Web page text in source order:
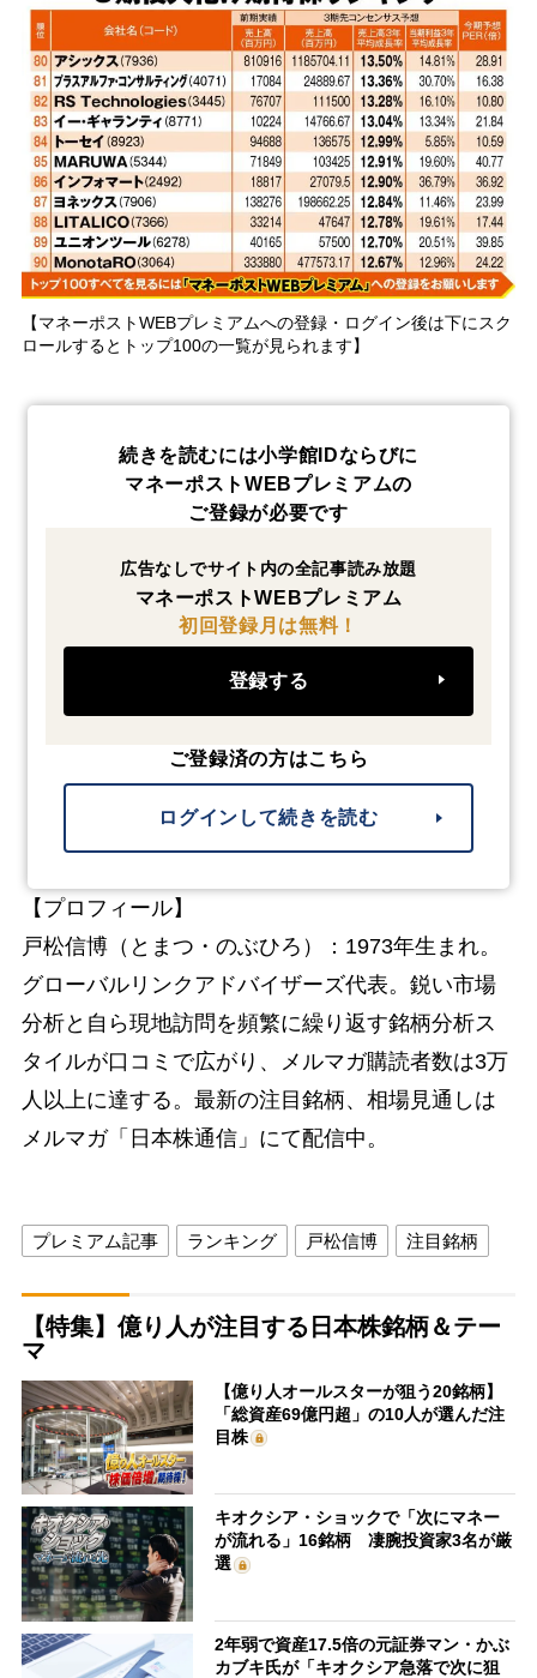
【マネーポストWEBプレミアムへの登録・ログイン後は下にスク
ロールするとトップ100の一覧が見られます】
続きを読むには小学館IDならびに
マネーポストWEBプレミアムの
ご登録が必要です
広告なしでサイト内の全記事読み放題
マネーポストWEBプレミアム
初回登録月は無料！
登録する
ご登録済の方はこちら
ログインして続きを読む
【プロフィール】
戸松信博（とまつ・のぶひろ）：1973年生まれ。
グローバルリンクアドバイザーズ代表。鋭い市場
分析と自ら現地訪問を頻繁に繰り返す銘柄分析ス
タイルが口コミで広がり、メルマガ購読者数は3万
人以上に達する。最新の注目銘柄、相場見通しは
メルマガ「日本株通信」にて配信中。
プレミアム記事 ランキング 戸松信博 注目銘柄
【特集】億り人が注目する日本株銘柄＆テー
マ
【億り人オールスターが狙う20銘柄】
「総資産69億円超」の10人が選んだ注
目株
キオクシア・ショックで「次にマネー
が流れる」16銘柄 凄腕投資家3名が厳
選
2年弱で資産17.5倍の元証券マン・かぶ
カブキ氏が「キオクシア急落で次に狙